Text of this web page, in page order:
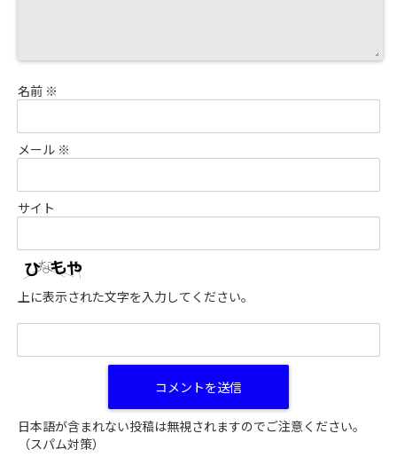
名前 ※
メール ※
サイト
上に表示された文字を入力してください。
日本語が含まれない投稿は無視されますのでご注意ください。
（スパム対策）